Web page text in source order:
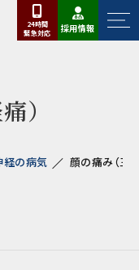
24時間
緊急対応 採用情報
）
経の病気 顔の痛み（三